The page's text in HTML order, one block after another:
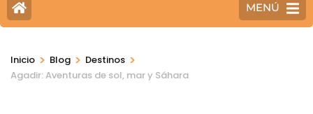
MENÚ
Inicio > Blog > Destinos >
Agadir: Aventuras de sol, mar y Sáhara